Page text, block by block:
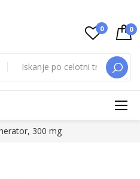
0 0
300 mg